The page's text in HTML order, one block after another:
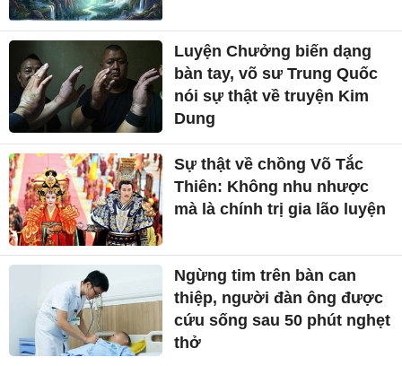
Luyện Chưởng biến dạng
bàn tay, võ sư Trung Quốc
nói sự thật về truyện Kim
Dung
Sự thật về chồng Võ Tắc
Thiên: Không nhu nhược
mà là chính trị gia lão luyện
Ngừng tim trên bàn can
thiệp, người đàn ông được
cứu sống sau 50 phút nghẹt
thở